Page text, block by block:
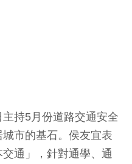
持5月份道路交通安全
市的基石。侯友宜表
通」，針對通學、通